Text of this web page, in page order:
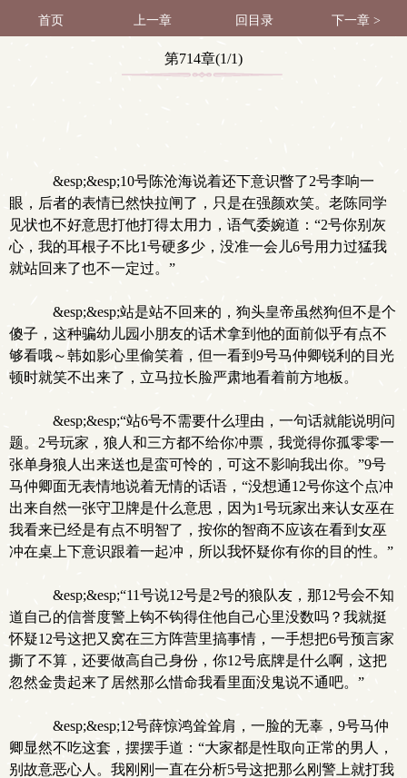
首页 上一章 回目录 下一章 >
第714章(1/1)
&esp;&esp;10号陈沧海说着还下意识瞥了2号李响一
眼，后者的表情已然快拉闸了，只是在强颜欢笑。老陈同学
见状也不好意思打他打得太用力，语气委婉道：“2号你别灰
心，我的耳根子不比1号硬多少，没准一会儿6号用力过猛我
就站回来了也不一定过。”
&esp;&esp;站是站不回来的，狗头皇帝虽然狗但不是个
傻子，这种骗幼儿园小朋友的话术拿到他的面前似乎有点不
够看哦～韩如影心里偷笑着，但一看到9号马仲卿锐利的目光
顿时就笑不出来了，立马拉长脸严肃地看着前方地板。
&esp;&esp;“站6号不需要什么理由，一句话就能说明问
题。2号玩家，狼人和三方都不给你冲票，我觉得你孤零零一
张单身狼人出来送也是蛮可怜的，可这不影响我出你。”9号
马仲卿面无表情地说着无情的话语，“没想通12号你这个点冲
出来自然一张守卫牌是什么意思，因为1号玩家出来认女巫在
我看来已经是有点不明智了，按你的智商不应该在看到女巫
冲在桌上下意识跟着一起冲，所以我怀疑你有你的目的性。”
&esp;&esp;“11号说12号是2号的狼队友，那12号会不知
道自己的信誉度警上钩不钩得住他自己心里没数吗？我就挺
怀疑12号这把又窝在三方阵营里搞事情，一手想把6号预言家
撕了不算，还要做高自己身份，你12号底牌是什么啊，这把
忽然金贵起来了居然那么惜命我看里面没鬼说不通吧。”
&esp;&esp;12号薛惊鸿耸耸肩，一脸的无辜，9号马仲
卿显然不吃这套，摆摆手道：“大家都是性取向正常的男人，
别故意恶心人。我刚刚一直在分析5号这把那么刚警上就打我